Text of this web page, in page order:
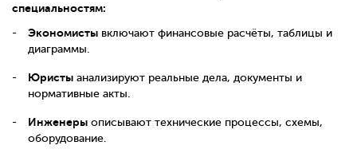
специальностям:
Экономисты включают финансовые расчёты, таблицы и
диаграммы.
Юристы анализируют реальные дела, документы и
нормативные акты.
Инженеры описывают технические процессы, схемы,
оборудование.